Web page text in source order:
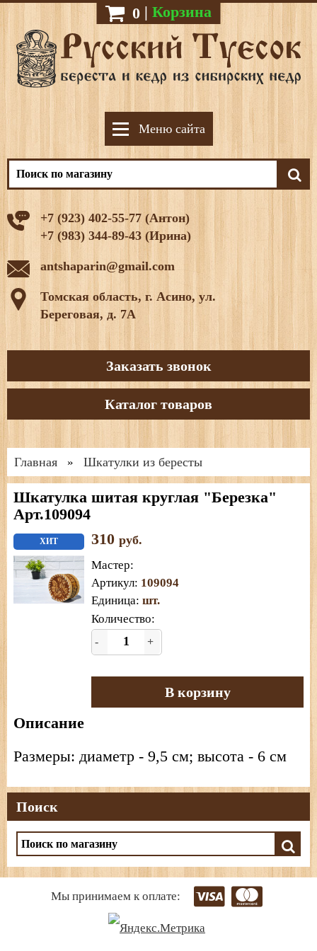
0 | Корзина
Меню сайта
+7 (923) 402-55-77 (Антон)
+7 (983) 344-89-43 (Ирина)
antshaparin@gmail.com
Томская область, г. Асино, ул.
Береговая, д. 7А
Заказать звонок
Каталог товаров
Главная » Шкатулки из бересты
Шкатулка шитая круглая "Березка"
Арт.109094
ХИТ 310 руб.
Мастер:
Артикул: 109094
Единица: шт.
Количество:
- +
В корзину
Описание
Размеры: диаметр - 9,5 см; высота - 6 см
Поиск
Мы принимаем к оплате: